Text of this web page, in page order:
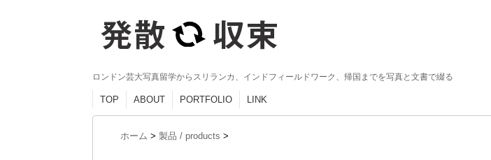
ロンドン芸大写真留学からスリランカ、インドフィールドワーク、帰国までを写真と文書で綴る
TOP ABOUT PORTFOLIO LINK
ホーム > 製品 / products >